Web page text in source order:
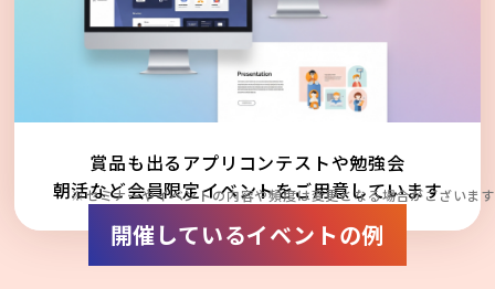
賞品も出るアプリコンテストや勉強会
朝活など会員限定イベントをご用意しています
※セミナーやイベントの内容や頻度は変更となる場合がございます
開催しているイベントの例